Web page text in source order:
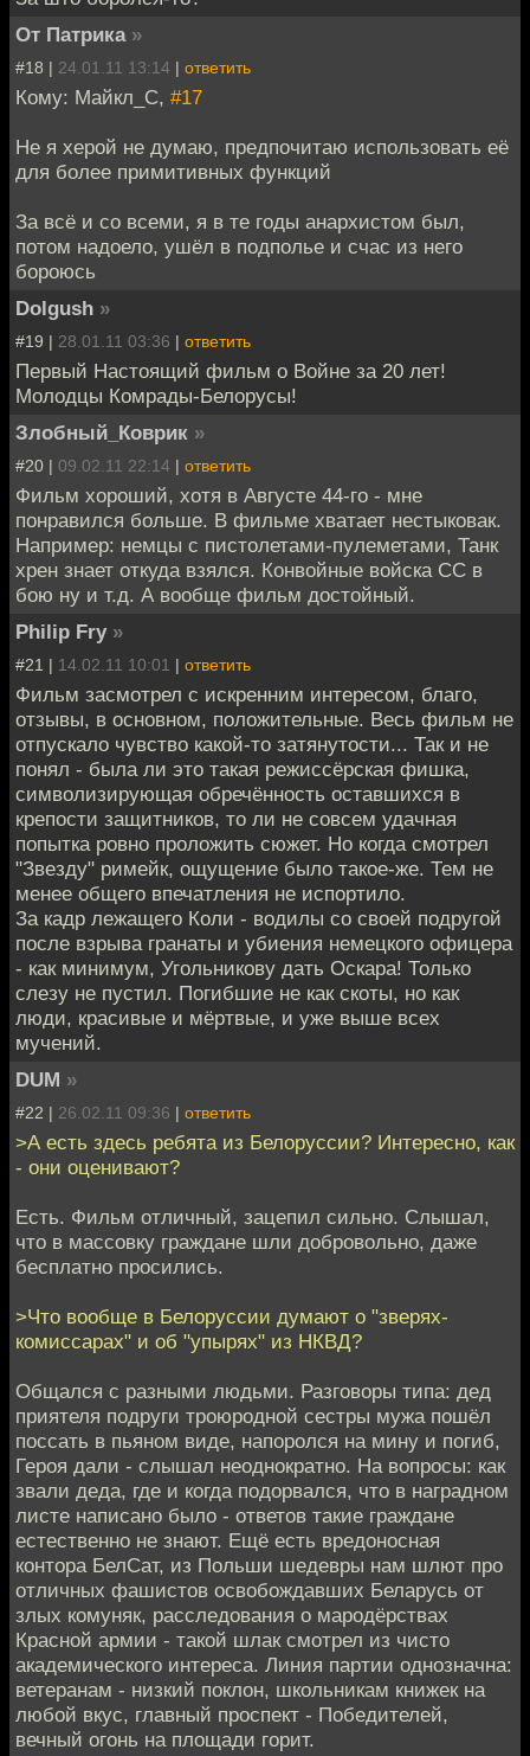
От Патрика »
#18 | 24.01.11 13:14 | ответить
Кому: Майкл_С, #17
Не я херой не думаю, предпочитаю использовать её
для более примитивных функций
За всё и со всеми, я в те годы анархистом был,
потом надоело, ушёл в подполье и счас из него
бороюсь
Dolgush »
#19 | 28.01.11 03:36 | ответить
Первый Настоящий фильм о Войне за 20 лет!
Молодцы Комрады-Белорусы!
Злобный_Коврик »
#20 | 09.02.11 22:14 | ответить
Фильм хороший, хотя в Августе 44-го - мне
понравился больше. В фильме хватает нестыковак.
Например: немцы с пистолетами-пулеметами, Танк
хрен знает откуда взялся. Конвойные войска СС в
бою ну и т.д. А вообще фильм достойный.
Philip Fry »
#21 | 14.02.11 10:01 | ответить
Фильм засмотрел с искренним интересом, благо,
отзывы, в основном, положительные. Весь фильм не
отпускало чувство какой-то затянутости... Так и не
понял - была ли это такая режиссёрская фишка,
символизирующая обречённость оставшихся в
крепости защитников, то ли не совсем удачная
попытка ровно проложить сюжет. Но когда смотрел
"Звезду" римейк, ощущение было такое-же. Тем не
менее общего впечатления не испортило.
За кадр лежащего Коли - водилы со своей подругой
после взрыва гранаты и убиения немецкого офицера
- как минимум, Угольникову дать Оскара! Только
слезу не пустил. Погибшие не как скоты, но как
люди, красивые и мёртвые, и уже выше всех
мучений.
DUM »
#22 | 26.02.11 09:36 | ответить
>А есть здесь ребята из Белоруссии? Интересно, как
- они оценивают?
Есть. Фильм отличный, зацепил сильно. Слышал,
что в массовку граждане шли добровольно, даже
бесплатно просились.
>Что вообще в Белоруссии думают о "зверях-
комиссарах" и об "упырях" из НКВД?
Общался с разными людьми. Разговоры типа: дед
приятеля подруги троюродной сестры мужа пошёл
поссать в пьяном виде, напоролся на мину и погиб,
Героя дали - слышал неоднократно. На вопросы: как
звали деда, где и когда подорвался, что в наградном
листе написано было - ответов такие граждане
естественно не знают. Ещё есть вредоносная
контора БелСат, из Польши шедевры нам шлют про
отличных фашистов освобождавших Беларусь от
злых комуняк, расследования о мародёрствах
Красной армии - такой шлак смотрел из чисто
академического интереса. Линия партии однозначна:
ветеранам - низкий поклон, школьникам книжек на
любой вкус, главный проспект - Победителей,
вечный огонь на площади горит.